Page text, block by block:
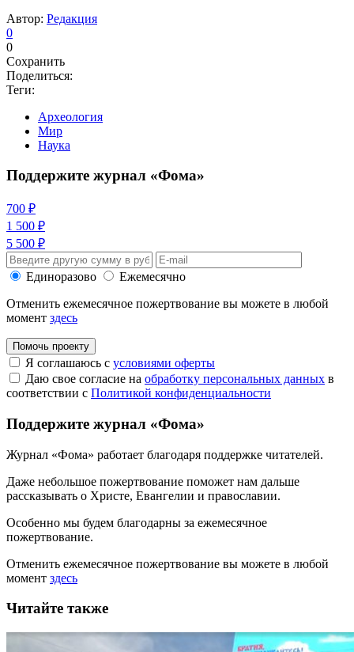
Автор: Редакция
0
0
Сохранить
Поделиться:
Теги:
Археология
Мир
Наука
Поддержите журнал «Фома»
700 ₽
1 500 ₽
5 500 ₽
Единоразово
Ежемесячно
Отменить ежемесячное пожертвование вы можете в любой
момент здесь
Помочь проекту
Я соглашаюсь с условиями оферты
Даю свое согласие на обработку персональных данных в
соответствии с Политикой конфиденциальности
Поддержите журнал «Фома»
Журнал «Фома» работает благодаря поддержке читателей.
Даже небольшое пожертвование поможет нам дальше
рассказывать о Христе, Евангелии и православии.
Особенно мы будем благодарны за ежемесячное
пожертвование.
Отменить ежемесячное пожертвование вы можете в любой
момент здесь
Читайте также